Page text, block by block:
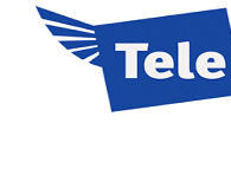
contenuto